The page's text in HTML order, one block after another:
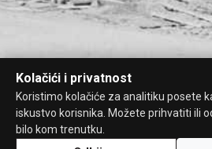
Kolačići i privatnost
Koristimo kolačiće za analitiku posete
iskustvo korisnika. Možete prihvatiti ili
bilo kom trenutku.